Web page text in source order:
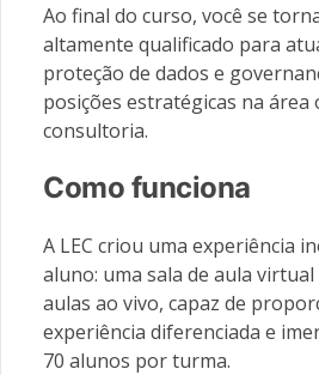
Ao final do curso, você se
altamente qualificado para
proteção de dados e
posições estratégicas na área
consultoria.
Como funciona
A LEC criou uma experiência
aluno: uma sala de aula
aulas ao vivo, capaz de
experiência diferenciada e
70 alunos por turma.